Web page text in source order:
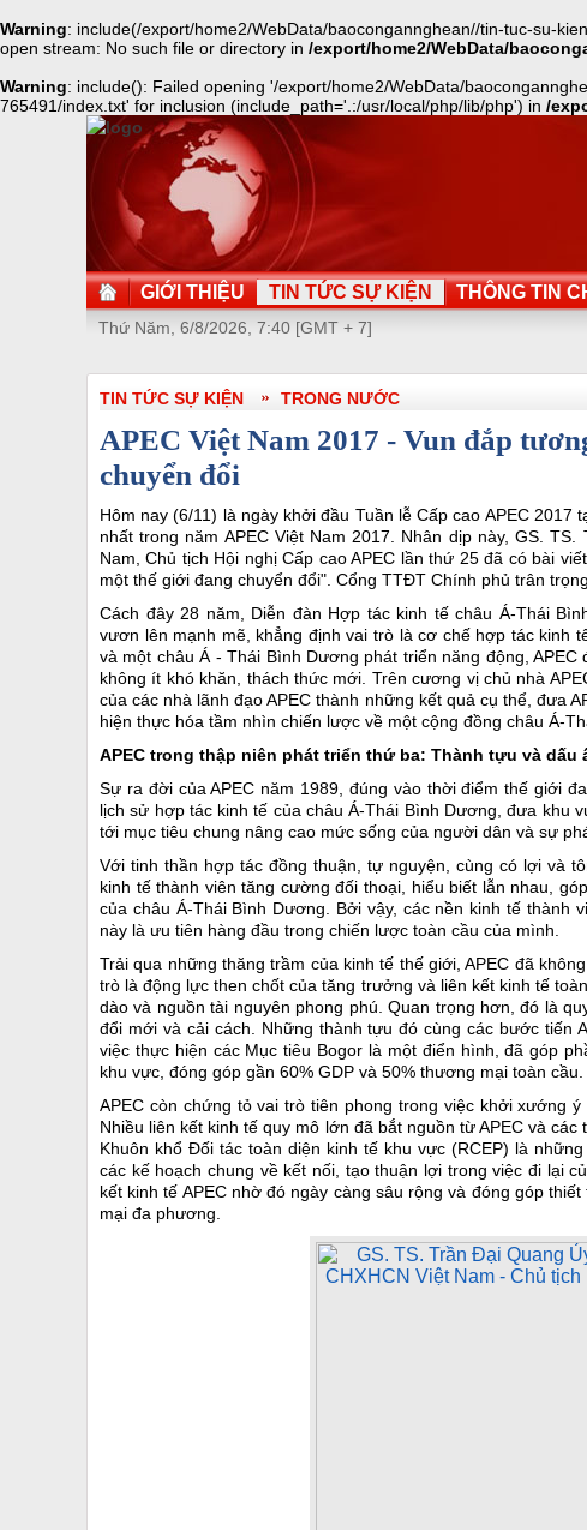
Warning: include(/export/home2/WebData/baocongannghean//tin-tuc-su-
open stream: No such file or directory in /export/home2/WebData/
Warning: include(): Failed opening '/export/home2/WebData/
765491/index.txt' for inclusion (include_path='.:/usr/local/php/lib/php') in /
GIỚI THIỆU TIN TỨC SỰ KIỆN THÔNG TIN
Thứ Năm, 6/8/2026, 7:40 [GMT + 7]
TIN TỨC SỰ KIỆN TRONG NƯỚC
APEC Việt Nam 2017 - Vun đắp
chuyển đổi
Hôm nay (6/11) là ngày khởi đầu Tuần lễ Cấp cao APEC
nhất trong năm APEC Việt Nam 2017. Nhân dịp này, GS.
Nam, Chủ tịch Hội nghị Cấp cao APEC lần thứ 25 đã có bài
một thế giới đang chuyển đổi". Cổng TTĐT Chính phủ trân
Cách đây 28 năm, Diễn đàn Hợp tác kinh tế châu Á-Thái
vươn lên mạnh mẽ, khẳng định vai trò là cơ chế hợp tác kinh
và một châu Á - Thái Bình Dương phát triển năng động,
không ít khó khăn, thách thức mới. Trên cương vị chủ nhà
của các nhà lãnh đạo APEC thành những kết quả cụ thể, đưa
hiện thực hóa tầm nhìn chiến lược về một cộng đồng châu Á-
APEC trong thập niên phát triển thứ ba: Thành tựu và dấu
Sự ra đời của APEC năm 1989, đúng vào thời điểm thế giới
lịch sử hợp tác kinh tế của châu Á-Thái Bình Dương, đưa khu
tới mục tiêu chung nâng cao mức sống của người dân và sự
Với tinh thần hợp tác đồng thuận, tự nguyện, cùng có lợi và
kinh tế thành viên tăng cường đối thoại, hiểu biết lẫn nhau,
của châu Á-Thái Bình Dương. Bởi vậy, các nền kinh tế thành
này là ưu tiên hàng đầu trong chiến lược toàn cầu của mình.
Trải qua những thăng trầm của kinh tế thế giới, APEC đã
trò là động lực then chốt của tăng trưởng và liên kết kinh tế
dào và nguồn tài nguyên phong phú. Quan trọng hơn, đó là
đổi mới và cải cách. Những thành tựu đó cùng các bước
việc thực hiện các Mục tiêu Bogor là một điển hình, đã góp
khu vực, đóng góp gần 60% GDP và 50% thương mại toàn cầu.
APEC còn chứng tỏ vai trò tiên phong trong việc khởi xướng
Nhiều liên kết kinh tế quy mô lớn đã bắt nguồn từ APEC và
Khuôn khổ Đối tác toàn diện kinh tế khu vực (RCEP) là
các kế hoạch chung về kết nối, tạo thuận lợi trong việc đi lại
kết kinh tế APEC nhờ đó ngày càng sâu rộng và đóng góp
mại đa phương.